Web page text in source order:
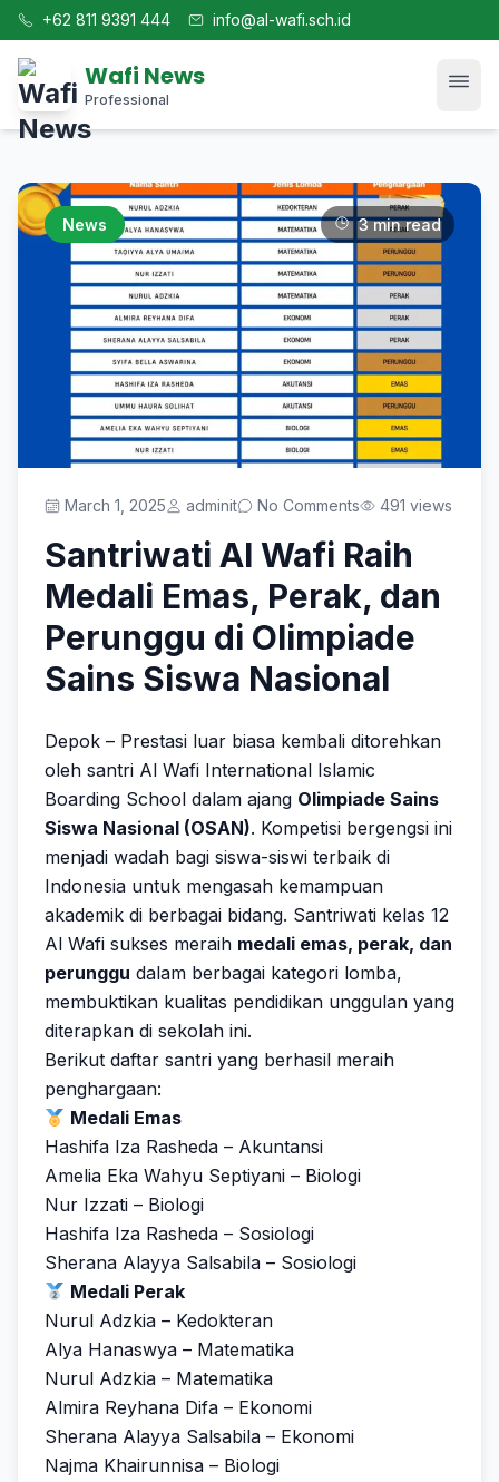
+62 811 9391 444 info@al-wafi.sch.id
Wafi News
Professional
Home
News
Tech
Blog
Kajian
Prestasi
Get Started
News 3 min read
March 1, 2025 adminit No Comments 491 views
Santriwati Al Wafi Raih
Medali Emas, Perak, dan
Perunggu di Olimpiade
Sains Siswa Nasional
Depok – Prestasi luar biasa kembali ditorehkan
oleh santri Al Wafi International Islamic
Boarding School dalam ajang Olimpiade Sains
Siswa Nasional (OSAN). Kompetisi bergengsi ini
menjadi wadah bagi siswa-siswi terbaik di
Indonesia untuk mengasah kemampuan
akademik di berbagai bidang. Santriwati kelas 12
Al Wafi sukses meraih medali emas, perak, dan
perunggu dalam berbagai kategori lomba,
membuktikan kualitas pendidikan unggulan yang
diterapkan di sekolah ini.
Berikut daftar santri yang berhasil meraih
penghargaan:
Medali Emas
Hashifa Iza Rasheda – Akuntansi
Amelia Eka Wahyu Septiyani – Biologi
Nur Izzati – Biologi
Hashifa Iza Rasheda – Sosiologi
Sherana Alayya Salsabila – Sosiologi
Medali Perak
Nurul Adzkia – Kedokteran
Alya Hanaswya – Matematika
Nurul Adzkia – Matematika
Almira Reyhana Difa – Ekonomi
Sherana Alayya Salsabila – Ekonomi
Najma Khairunnisa – Biologi